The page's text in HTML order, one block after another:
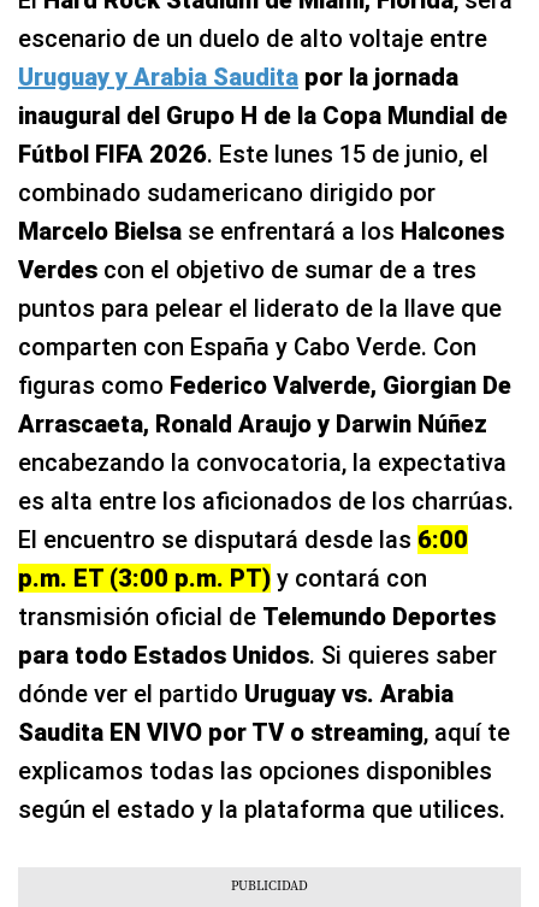
escenario de un duelo de alto voltaje entre
Uruguay y Arabia Saudita por la jornada
inaugural del Grupo H de la Copa Mundial de
Fútbol FIFA 2026. Este lunes 15 de junio, el
combinado sudamericano dirigido por
Marcelo Bielsa se enfrentará a los Halcones
Verdes con el objetivo de sumar de a tres
puntos para pelear el liderato de la llave que
comparten con España y Cabo Verde. Con
figuras como Federico Valverde, Giorgian De
Arrascaeta, Ronald Araujo y Darwin Núñez
encabezando la convocatoria, la expectativa
es alta entre los aficionados de los charrúas.
El encuentro se disputará desde las 6:00
p.m. ET (3:00 p.m. PT) y contará con
transmisión oficial de Telemundo Deportes
para todo Estados Unidos. Si quieres saber
dónde ver el partido Uruguay vs. Arabia
Saudita EN VIVO por TV o streaming, aquí te
explicamos todas las opciones disponibles
según el estado y la plataforma que utilices.